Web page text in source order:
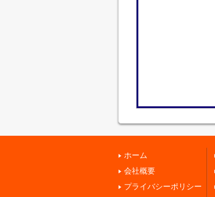
ホーム
会社概要
プライバシーポリシー